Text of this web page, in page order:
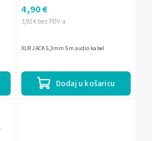
3,92 € bez PDV-a
4,90 €
Dodaj u košaricu
XLR JACK 6,3mm 5m audio kabel